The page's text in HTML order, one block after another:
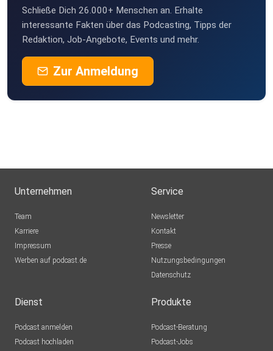
Schließe Dich 26.000+ Menschen an. Erhalte
interessante Fakten über das Podcasting, Tipps der
Redaktion, Job-Angebote, Events und mehr.
Zur Anmeldung
Unternehmen
Team
Karriere
Impressum
Werben auf podcast.de
Service
Newsletter
Kontakt
Presse
Nutzungsbedingungen
Datenschutz
Dienst
Podcast anmelden
Podcast hochladen
Produkte
Podcast-Beratung
Podcast-Jobs